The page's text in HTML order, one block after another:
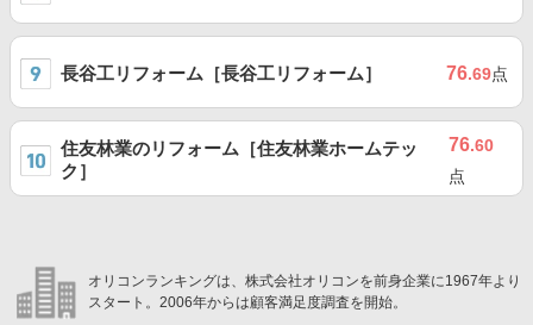
長谷工リフォーム［長谷工リフォーム］ 76.69点
住友林業のリフォーム［住友林業ホームテッ
ク］
76.60
点
オリコンランキングは、株式会社オリコンを前身企業に1967年より
スタート。2006年からは顧客満足度調査を開始。